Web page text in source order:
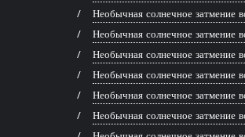
Необычная солнечное затмение
Необычная солнечное затмение
Необычная солнечное затмение
Необычная солнечное затмение
Необычная солнечное затмение
Необычная солнечное затмение